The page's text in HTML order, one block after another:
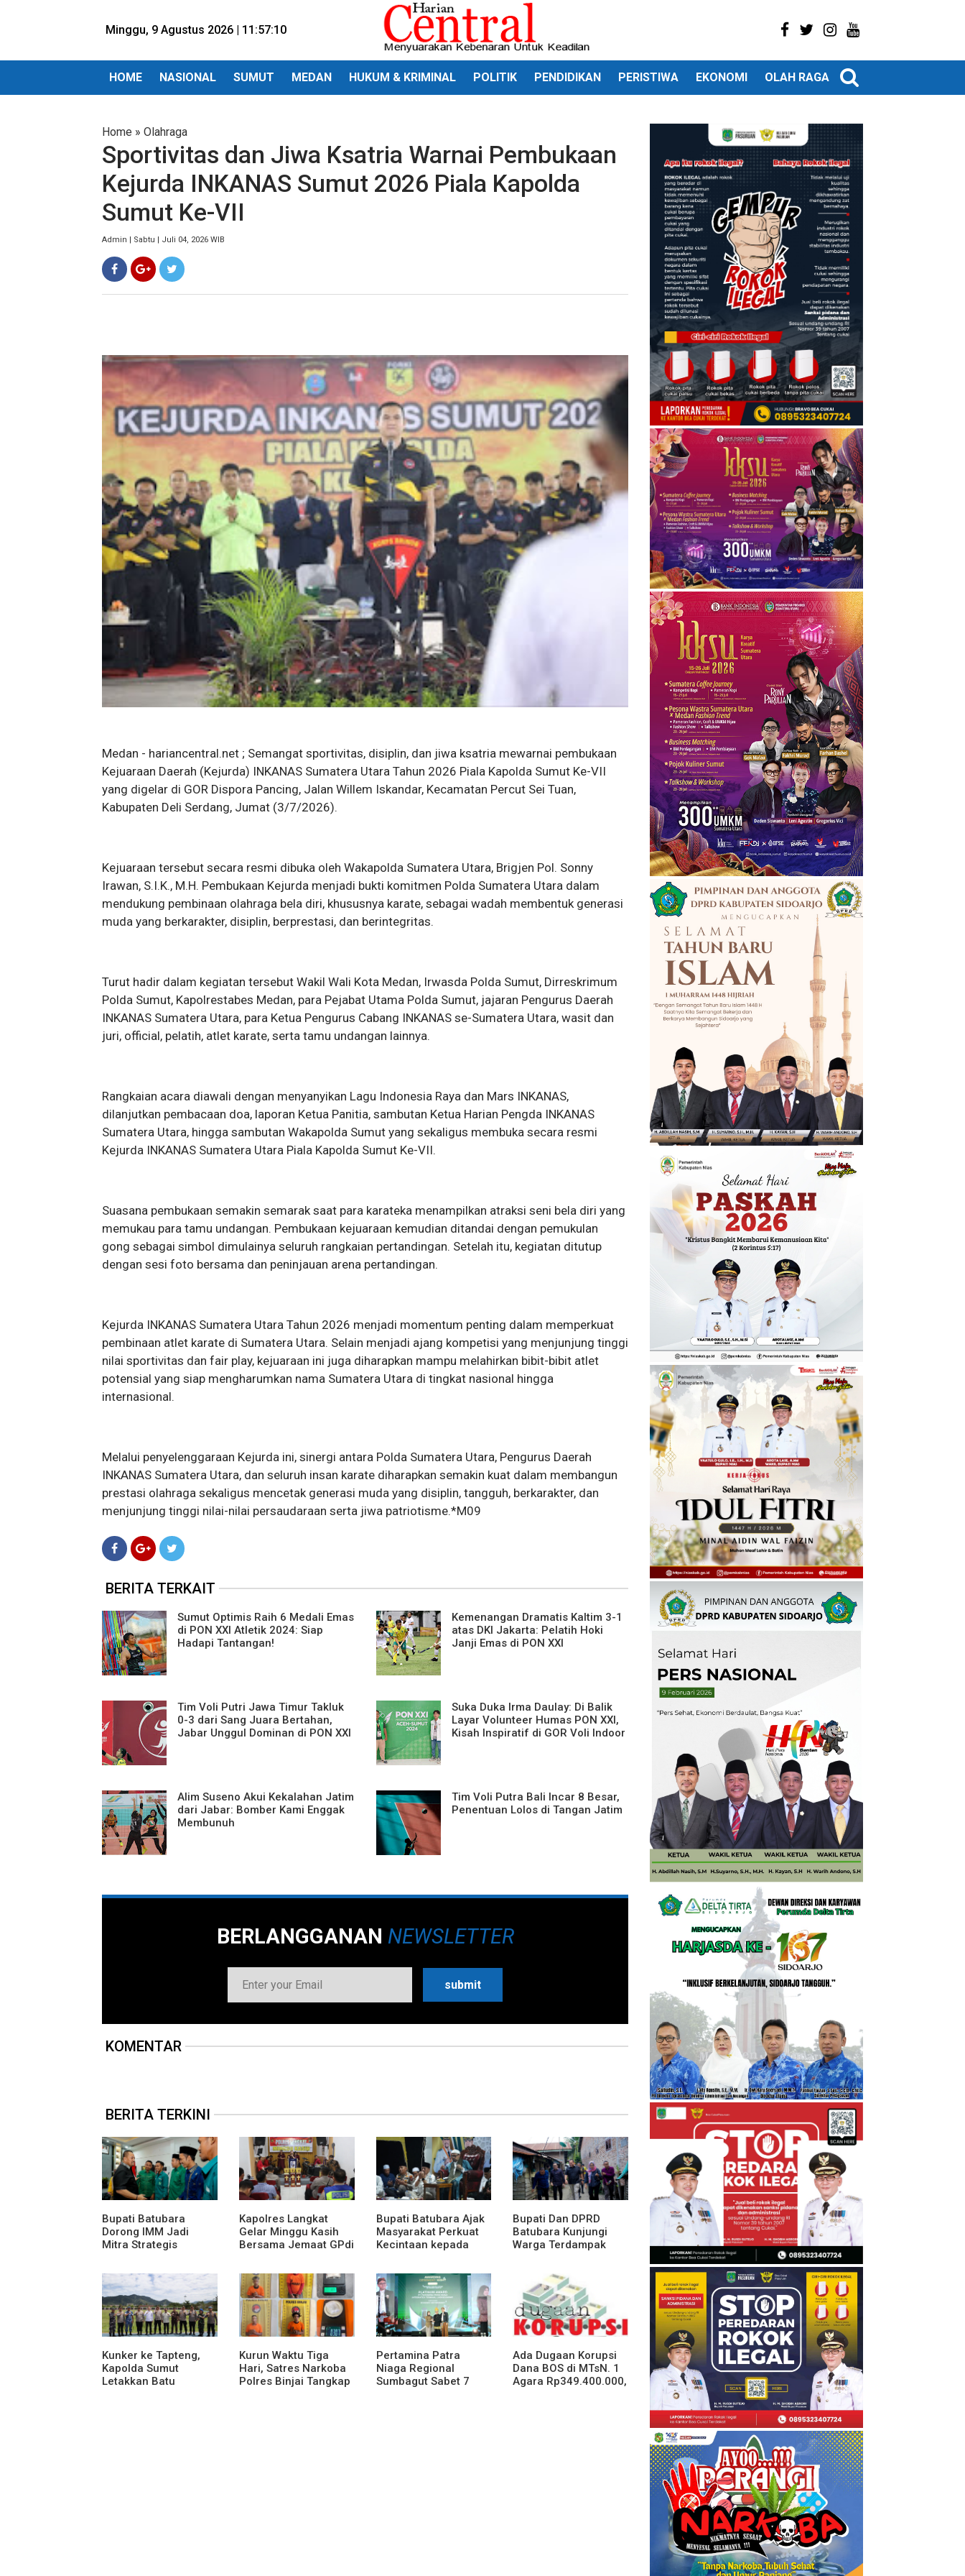
Minggu, 9 Agustus 2026 | 11:57:12
HOME NASIONAL SUMUT MEDAN HUKUM & KRIMINAL POLITIK PENDIDIKAN PERISTIWA EKONOMI OLAH RAGA
Home » Olahraga
Sportivitas dan Jiwa Ksatria Warnai Pembukaan
Kejurda INKANAS Sumut 2026 Piala Kapolda
Sumut Ke-VII
Admin | Sabtu | Juli 04, 2026 WIB
Medan - hariancentral.net ; Semangat sportivitas, disiplin, dan jiwa ksatria mewarnai pembukaan
Kejuaraan Daerah (Kejurda) INKANAS Sumatera Utara Tahun 2026 Piala Kapolda Sumut Ke-VII
yang digelar di GOR Dispora Pancing, Jalan Willem Iskandar, Kecamatan Percut Sei Tuan,
Kabupaten Deli Serdang, Jumat (3/7/2026).
Kejuaraan tersebut secara resmi dibuka oleh Wakapolda Sumatera Utara, Brigjen Pol. Sonny
Irawan, S.I.K., M.H. Pembukaan Kejurda menjadi bukti komitmen Polda Sumatera Utara dalam
mendukung pembinaan olahraga bela diri, khususnya karate, sebagai wadah membentuk generasi
muda yang berkarakter, disiplin, berprestasi, dan berintegritas.
Turut hadir dalam kegiatan tersebut Wakil Wali Kota Medan, Irwasda Polda Sumut, Dirreskrimum
Polda Sumut, Kapolrestabes Medan, para Pejabat Utama Polda Sumut, jajaran Pengurus Daerah
INKANAS Sumatera Utara, para Ketua Pengurus Cabang INKANAS se-Sumatera Utara, wasit dan
juri, official, pelatih, atlet karate, serta tamu undangan lainnya.
Rangkaian acara diawali dengan menyanyikan Lagu Indonesia Raya dan Mars INKANAS,
dilanjutkan pembacaan doa, laporan Ketua Panitia, sambutan Ketua Harian Pengda INKANAS
Sumatera Utara, hingga sambutan Wakapolda Sumut yang sekaligus membuka secara resmi
Kejurda INKANAS Sumatera Utara Piala Kapolda Sumut Ke-VII.
Suasana pembukaan semakin semarak saat para karateka menampilkan atraksi seni bela diri yang
memukau para tamu undangan. Pembukaan kejuaraan kemudian ditandai dengan pemukulan
gong sebagai simbol dimulainya seluruh rangkaian pertandingan. Setelah itu, kegiatan ditutup
dengan sesi foto bersama dan peninjauan arena pertandingan.
Kejurda INKANAS Sumatera Utara Tahun 2026 menjadi momentum penting dalam memperkuat
pembinaan atlet karate di Sumatera Utara. Selain menjadi ajang kompetisi yang menjunjung tinggi
nilai sportivitas dan fair play, kejuaraan ini juga diharapkan mampu melahirkan bibit-bibit atlet
potensial yang siap mengharumkan nama Sumatera Utara di tingkat nasional hingga
internasional.
Melalui penyelenggaraan Kejurda ini, sinergi antara Polda Sumatera Utara, Pengurus Daerah
INKANAS Sumatera Utara, dan seluruh insan karate diharapkan semakin kuat dalam membangun
prestasi olahraga sekaligus mencetak generasi muda yang disiplin, tangguh, berkarakter, dan
menjunjung tinggi nilai-nilai persaudaraan serta jiwa patriotisme.*M09
BERITA TERKAIT
Sumut Optimis Raih 6 Medali Emas
di PON XXI Atletik 2024: Siap
Hadapi Tantangan!
Kemenangan Dramatis Kaltim 3-1
atas DKI Jakarta: Pelatih Hoki
Janji Emas di PON XXI
Tim Voli Putri Jawa Timur Takluk
0-3 dari Sang Juara Bertahan,
Jabar Unggul Dominan di PON XXI
Suka Duka Irma Daulay: Di Balik
Layar Volunteer Humas PON XXI,
Kisah Inspiratif di GOR Voli Indoor
Alim Suseno Akui Kekalahan Jatim
dari Jabar: Bomber Kami Enggak
Membunuh
Tim Voli Putra Bali Incar 8 Besar,
Penentuan Lolos di Tangan Jatim
BERLANGGANAN NEWSLETTER
KOMENTAR
BERITA TERKINI
Bupati Batubara
Dorong IMM Jadi
Mitra Strategis
Muda
Kapolres Langkat
Gelar Minggu Kasih
Bersama Jemaat GPdi
Bupati Batubara Ajak
Masyarakat Perkuat
Kecintaan kepada
Bupati Dan DPRD
Batubara Kunjungi
Warga Terdampak
Kunker ke Tapteng,
Kapolda Sumut
Letakkan Batu
Kurun Waktu Tiga
Hari, Satres Narkoba
Polres Binjai Tangkap
Pertamina Patra
Niaga Regional
Sumbagut Sabet 7
Ada Dugaan Korupsi
Dana BOS di MTsN. 1
Agara Rp349.400.000,